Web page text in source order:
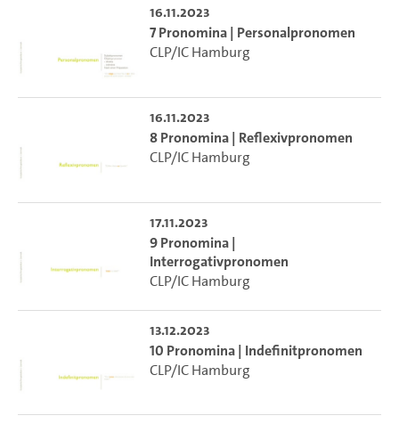
16.11.2023
7 Pronomina | Personalpronomen
CLP/IC Hamburg
16.11.2023
8 Pronomina | Reflexivpronomen
CLP/IC Hamburg
17.11.2023
9 Pronomina |
Interrogativpronomen
CLP/IC Hamburg
13.12.2023
10 Pronomina | Indefinitpronomen
CLP/IC Hamburg